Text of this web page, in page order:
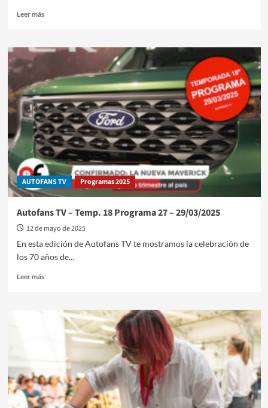
Leer másLeer
Autofans
TV
Temp.
18
Programa
31
–
26/04/2025
AUTOFANS TV Programas 2025
Autofans TV – Temp. 18 Programa 27 – 29/03/2025
12 de mayo de 2025
En esta edición de Autofans TV te mostramos la celebración de
los 70 años de...
Leer másLeer
Autofans
Programa
27
–
29/03/2025